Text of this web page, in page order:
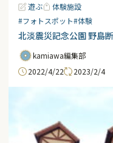
体験施設
遊ぶ
#フォトスポット#体験
北淡震災記念公園 野島
kamiawa編集部
2022/4/22
2023/2/4